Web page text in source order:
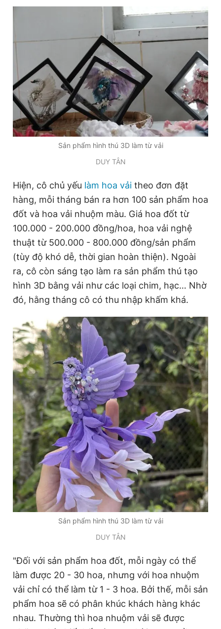
Sản phẩm hình thú 3D làm từ vải
DUY TÂN
Hiện, cô chủ yếu làm hoa vải theo đơn đặt
hàng, mỗi tháng bán ra hơn 100 sản phẩm hoa
đốt và hoa vải nhuộm màu. Giá hoa đốt từ
100.000 - 200.000 đồng/hoa, hoa vải nghệ
thuật từ 500.000 - 800.000 đồng/sản phẩm
(tùy độ khó dễ, thời gian hoàn thiện). Ngoài
ra, cô còn sáng tạo làm ra sản phẩm thú tạo
hình 3D bằng vải như các loại chim, hạc… Nhờ
đó, hằng tháng cô có thu nhập khấm khá.
Sản phẩm hình thú 3D làm từ vải
DUY TÂN
"Đối với sản phẩm hoa đốt, mỗi ngày có thể
làm được 20 - 30 hoa, nhưng với hoa nhuộm
vải chỉ có thể làm từ 1 - 3 hoa. Bởi thế, mỗi sản
phẩm hoa sẽ có phân khúc khách hàng khác
nhau. Thường thì hoa nhuộm vải sẽ được